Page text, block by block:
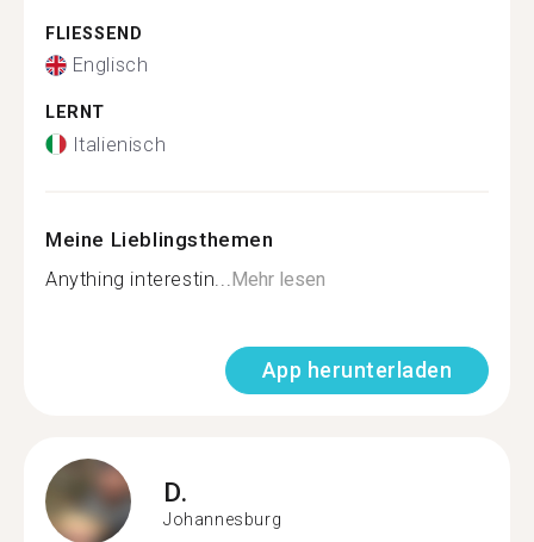
FLIESSEND
Englisch
LERNT
Italienisch
Meine Lieblingsthemen
Anything interestin... Mehr lesen
App herunterladen
D.
Johannesburg